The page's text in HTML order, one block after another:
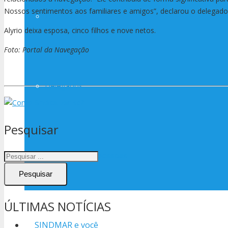
Estatuto
Delegados
Investindo em pessoas
SINDMAR e você
Nossos sentimentos aos familiares e amigos”, declarou o
Alyrio deixa esposa, cinco filhos e nove netos.
Foto: Portal da Navegação
Pesquisar
Pesquisar
ÚLTIMAS NOTÍCIAS